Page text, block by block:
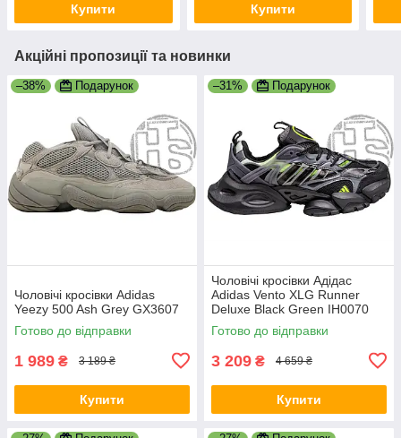
Купити Купити
Акційні пропозиції та новинки
–38% Подарунок
Чоловічі кросівки Adidas
Yeezy 500 Ash Grey GX3607
Готово до відправки
1 989 ₴ 3 189 ₴
Купити
–31% Подарунок
Чоловічі кросівки Адідас
Adidas Vento XLG Runner
Deluxe Black Green IH0070
Готово до відправки
3 209 ₴ 4 659 ₴
Купити